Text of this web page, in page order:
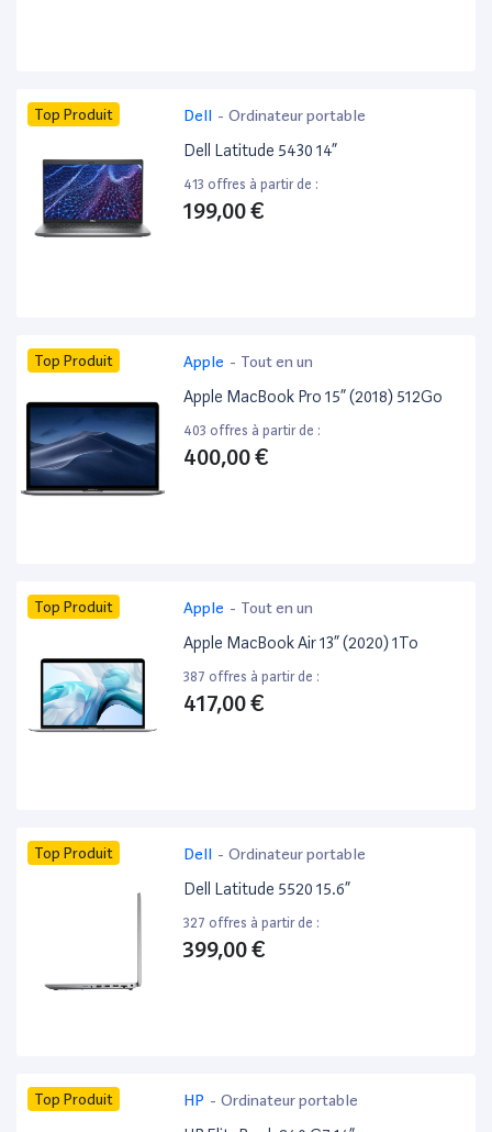
Top Produit Dell - Ordinateur portable
Dell Latitude 5430 14”
413 offres à partir de :
199,00 €
Top Produit Apple - Tout en un
Apple MacBook Pro 15” (2018) 512Go
403 offres à partir de :
400,00 €
Top Produit Apple - Tout en un
Apple MacBook Air 13” (2020) 1To
387 offres à partir de :
417,00 €
Top Produit Dell - Ordinateur portable
Dell Latitude 5520 15.6”
327 offres à partir de :
399,00 €
Top Produit HP - Ordinateur portable